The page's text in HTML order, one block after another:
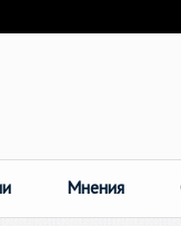
Мнения